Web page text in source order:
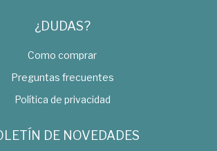
¿DUDAS?
Como comprar
Preguntas frecuentes
Política de privacidad
DE NOVEDADES